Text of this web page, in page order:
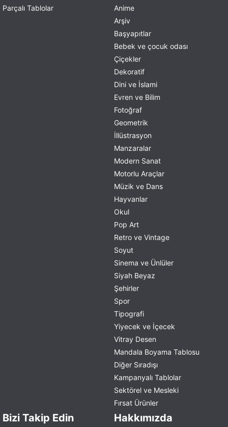
Parçalı Tablolar
Anime
Arşiv
Başyapıtlar
Bebek ve çocuk odası
Çiçekler
Dekoratif
Dini ve İslami
Evren ve Bilim
Fotoğraf
Geometrik
İllüstrasyon
Manzaralar
Modern Sanat
Motorlu Araçlar
Müzik ve Dans
Hayvanlar
Okul
Pop Art
Retro ve Vintage
Soyut
Sinema ve Ünlüler
Siyah Beyaz
Şehirler
Spor
Tipografi
Yiyecek ve İçecek
Vitray Desen
Mandala Boyama Tablosu
Diğer Sıradışı
Kampanyalı Tablolar
Sektörel ve Mesleki
Fırsat Ürünler
Bizi Takip Edin Hakkımızda